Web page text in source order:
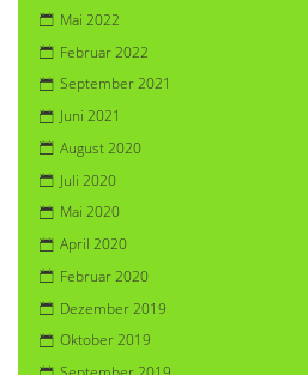
Mai 2022
Februar 2022
September 2021
Juni 2021
August 2020
Juli 2020
Mai 2020
April 2020
Februar 2020
Dezember 2019
Oktober 2019